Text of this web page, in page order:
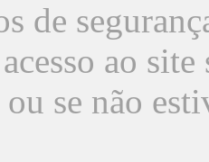
de
ao
ou se não